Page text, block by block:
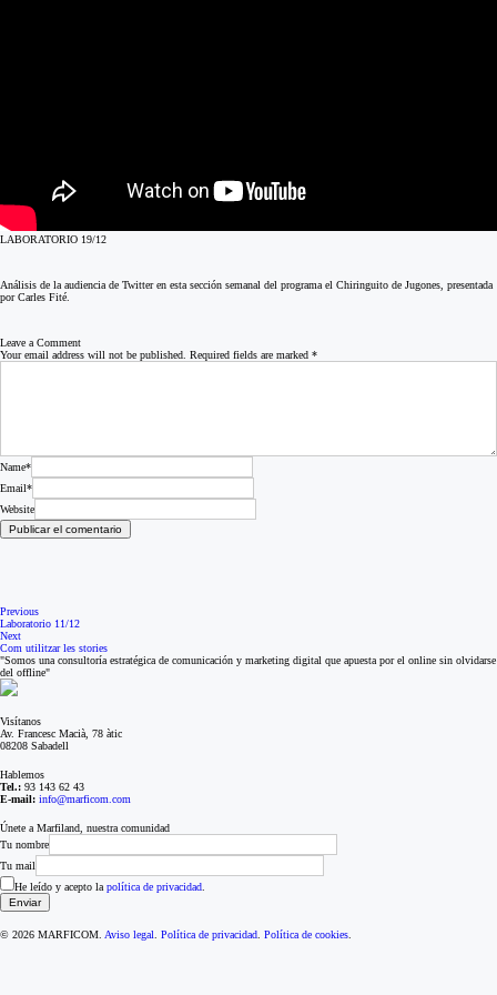
LABORATORIO 19/12
Análisis de la audiencia de Twitter en esta sección semanal del programa el Chiringuito de Jugones, presentada
por Carles Fité.
Leave a Comment
Your email address will not be published. Required fields are marked *
Name*
Email*
Website
Previous
Laboratorio 11/12
Next
Com utilitzar les stories
"Somos una consultoría estratégica de comunicación y marketing digital que apuesta por el online sin olvidarse
del offline"
Visítanos
Av. Francesc Macià, 78 àtic
08208 Sabadell
Hablemos
Tel.: 93 143 62 43
E-mail: info@marficom.com
Únete a Marfiland, nuestra comunidad
Tu nombre
Tu mail
He leído y acepto la política de privacidad
© 2026 MARFICOM. Aviso legal Política de privacidad Política de cookies